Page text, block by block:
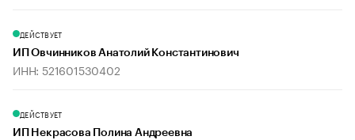
ДЕЙСТВУЕТ
ИП Овчинников Анатолий Константинович
ИНН: 521601530402
ДЕЙСТВУЕТ
ИП Некрасова Полина Андреевна